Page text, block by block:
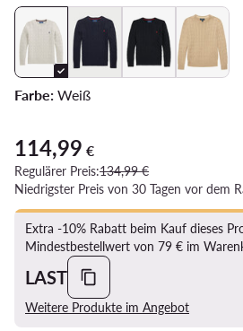
Farbe: Weiß
Aktueller Preis 114,99 €
114,99 €
Regulärer Preis:134,99 €
Niedrigster Preis von 30 Tagen vor dem
Extra -10% Rabatt beim Kauf dieses
Mindestbestellwert von 79 € im
LAST
Weitere Produkte im Angebot